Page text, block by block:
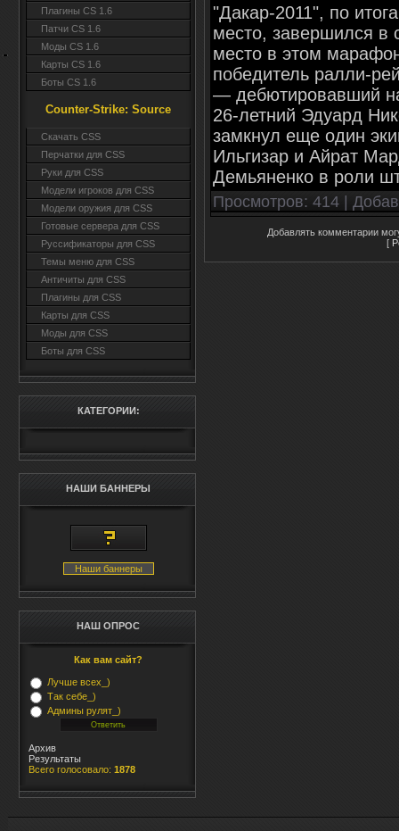
Плагины CS 1.6
Патчи CS 1.6
Моды CS 1.6
Карты CS 1.6
Боты CS 1.6
Counter-Strike: Source
Cкачать CSS
Перчатки для CSS
Руки для CSS
Модели игроков для CSS
Модели оружия для CSS
Готовые сервера для CSS
Руссификаторы для CSS
Темы меню для CSS
Античиты для CSS
Плагины для CSS
Карты для CSS
Моды для CSS
Боты для CSS
КАТЕГОРИИ:
НАШИ БАННЕРЫ
Наши баннеры
НАШ ОПРОС
Как вам сайт?
Лучше всех_)
Так себе_)
Админы рулят_)
Архив
Результаты
Всего голосовало: 1878
"Дакар-2011", по
место, завершился в
место в этом
победитель ралли-
— дебютировавший
26-летний Эдуард
замкнул еще один
Ильгизар и Айрат
Демьяненко в роли
Просмотров: 414 |
Добавлять комментарии
[